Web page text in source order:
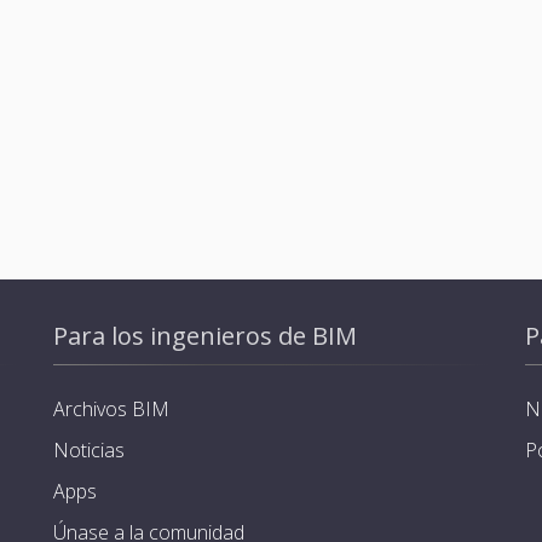
Para los ingenieros de BIM
Archivos BIM
Noticias
Apps
Únase a la comunidad